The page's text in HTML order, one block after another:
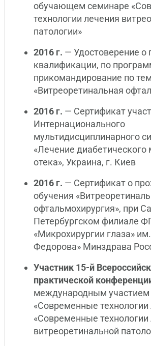
обучающем семинаре
технологии лечения
патологии»
2016 г. — Удостоверение
квалификации, по
прикомандирование по
«Витреоретинальная
2016 г. — Сертификат
Интернационального
мультидисциплинарного
«Лечение диабетического
отека», Украина, г. Киев
2016 г. — Сертификат о
обучения
офтальмохирургия», при
Петербургском филиале
«Микрохирургии глаза»
Федорова» Минздрава
Участник 15-й
практической
международным участием
«Современные технологии
«Современные технологии
витреоретинальной